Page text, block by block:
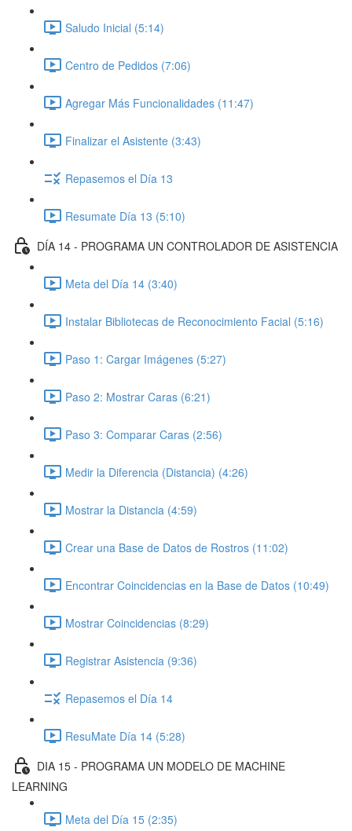
Saludo Inicial (5:14)
Centro de Pedidos (7:06)
Agregar Más Funcionalidades (11:47)
Finalizar el Asistente (3:43)
Repasemos el Día 13
Resumate Día 13 (5:10)
DÍA 14 - PROGRAMA UN CONTROLADOR DE ASISTENCIA
Meta del Día 14 (3:40)
Instalar Bibliotecas de Reconocimiento Facial (5:16)
Paso 1: Cargar Imágenes (5:27)
Paso 2: Mostrar Caras (6:21)
Paso 3: Comparar Caras (2:56)
Medir la Diferencia (Distancia) (4:26)
Mostrar la Distancia (4:59)
Crear una Base de Datos de Rostros (11:02)
Encontrar Coincidencias en la Base de Datos (10:49)
Mostrar Coincidencias (8:29)
Registrar Asistencia (9:36)
Repasemos el Día 14
ResuMate Día 14 (5:28)
DIA 15 - PROGRAMA UN MODELO DE MACHINE
LEARNING
Meta del Día 15 (2:35)